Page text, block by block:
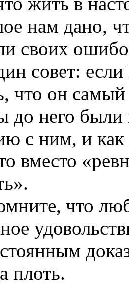
нам дано,
своих
совет:
что он
до него были
с ним, и как
вместо
что
плоть.